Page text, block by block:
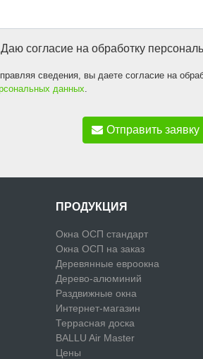
Даю согласие на обработку
сведения, вы даете согласие на
данных.
Отправить заявку
ПРОДУКЦИЯ
Окна ОСП стандарт
Окна ОСП на заказ
Деревянные евроокна
Дерево-алюминий
Раздвижные окна
Интернет-магазин
Террасная доска
BALLU Air Master
Цены